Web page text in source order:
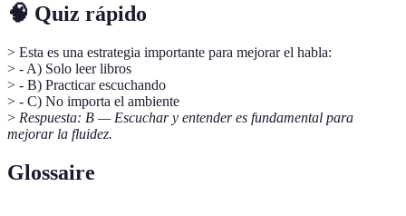
🧠 Quiz rápido
> Esta es una estrategia importante para mejorar el habla:
> - A) Solo leer libros
> - B) Practicar escuchando
> - C) No importa el ambiente
> Respuesta: B — Escuchar y entender es fundamental para
mejorar la fluidez.
Glossaire